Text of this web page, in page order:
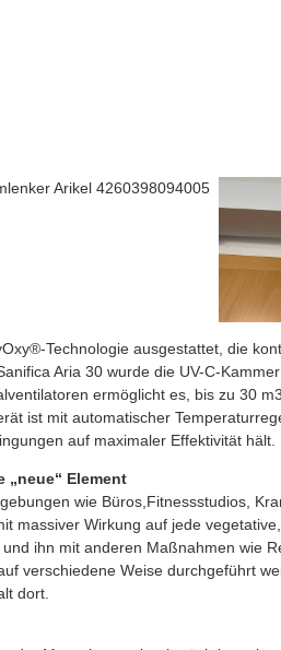
Arikel 4260398094005
Technologie ausgestattet, die
Aria 30 wurde die UV-C-
ermöglicht es, bis zu 30
ist mit automatischer
auf maximaler Effektivität hält.
Element
wie Büros,Fitnessstudios,
massiver Wirkung auf jede
ihn mit anderen Maßnahmen wie
verschiedene Weise durchgeführt
dort.